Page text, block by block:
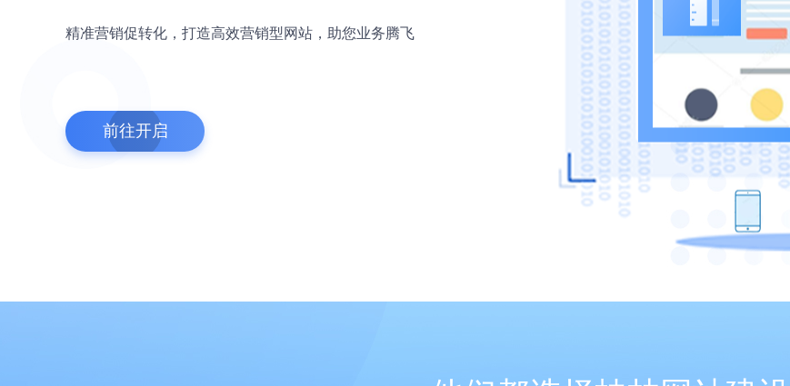
精准营销促转化，打造高效营销型网站，助您业务腾飞
前往开启